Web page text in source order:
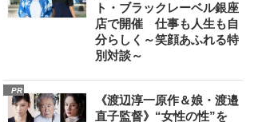
ト・ブラックレーベル銀座
店で開催 仕事も人生も自
分らしく～笑顔あふれる特
別対談～
PR
《渡辺淳一原作＆娘・渡邉
直子監督》“女性の性”を